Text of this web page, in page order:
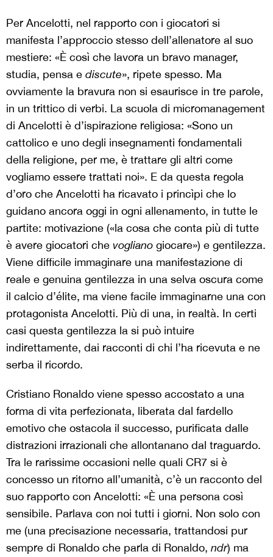
Per Ancelotti, nel rapporto con i giocatori si
manifesta l’approccio stesso dell’allenatore al suo
mestiere: «È così che lavora un bravo manager,
studia, pensa e discute», ripete spesso. Ma
ovviamente la bravura non si esaurisce in tre parole,
in un trittico di verbi. La scuola di micromanagement
di Ancelotti è d’ispirazione religiosa: «Sono un
cattolico e uno degli insegnamenti fondamentali
della religione, per me, è trattare gli altri come
vogliamo essere trattati noi». E da questa regola
d’oro che Ancelotti ha ricavato i princìpi che lo
guidano ancora oggi in ogni allenamento, in tutte le
partite: motivazione («la cosa che conta più di tutte
è avere giocatori che vogliano giocare») e gentilezza.
Viene difficile immaginare una manifestazione di
reale e genuina gentilezza in una selva oscura come
il calcio d’élite, ma viene facile immaginarne una con
protagonista Ancelotti. Più di una, in realtà. In certi
casi questa gentilezza la si può intuire
indirettamente, dai racconti di chi l’ha ricevuta e ne
serba il ricordo.
Cristiano Ronaldo viene spesso accostato a una
forma di vita perfezionata, liberata dal fardello
emotivo che ostacola il successo, purificata dalle
distrazioni irrazionali che allontanano dal traguardo.
Tra le rarissime occasioni nelle quali CR7 si è
concesso un ritorno all’umanità, c’è un racconto del
suo rapporto con Ancelotti: «È una persona così
sensibile. Parlava con noi tutti i giorni. Non solo con
me (una precisazione necessaria, trattandosi pur
sempre di Ronaldo che parla di Ronaldo, ndr) ma